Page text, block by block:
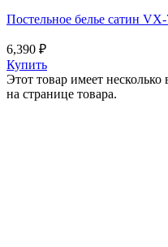
Постельное белье сатин
6,390 ₽
Купить
Этот товар имеет
на странице товара.